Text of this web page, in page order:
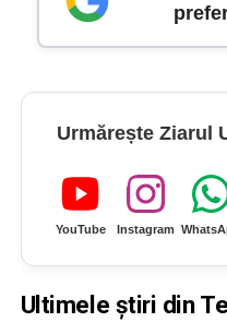
Urmărește Ziarul
YouTube Instagram
Ultimele știri din